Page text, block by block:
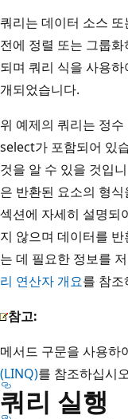
쿼리는 데이터 소스
전에 정렬 또는 그룹
되며 쿼리 식을 사용
개되었습니다.
위 예제의 쿼리는 정
select가 포함되어 있
것을 알 수 있을 것입
은 반환된 요소의 형
섹션에 자세히 설명되
지 않으며 데이터를
는 데 필요한 정보를
리 연산자 개요를 참조
참고:
메서드 구문을 사용하
(LINQ)를 참조하십시
쿼리 실행